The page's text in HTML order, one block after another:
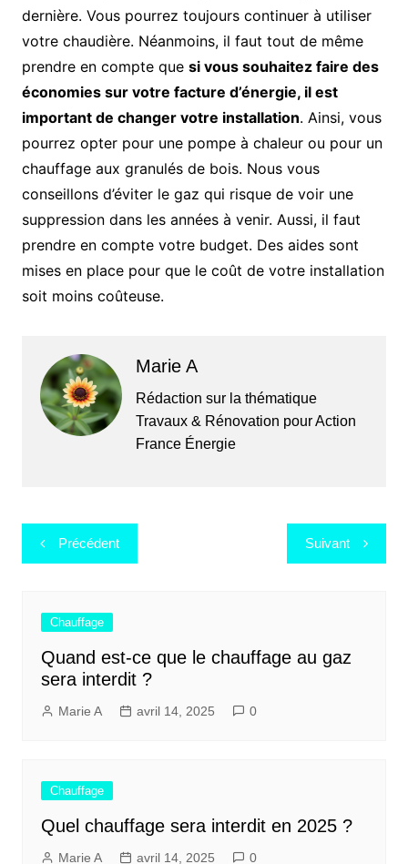
dernière. Vous pourrez toujours continuer à utiliser
votre chaudière. Néanmoins, il faut tout de même
prendre en compte que si vous souhaitez faire des
économies sur votre facture d’énergie, il est
important de changer votre installation. Ainsi, vous
pourrez opter pour une pompe à chaleur ou pour un
chauffage aux granulés de bois. Nous vous
conseillons d’éviter le gaz qui risque de voir une
suppression dans les années à venir. Aussi, il faut
prendre en compte votre budget. Des aides sont
mises en place pour que le coût de votre installation
soit moins coûteuse.
Marie A
Rédaction sur la thématique
Travaux & Rénovation pour Action
France Énergie
Navigation
de
Précédent Suivant
Chauffage
Quand est-ce que le chauffage au gaz
sera interdit ?
Marie A avril 14, 2025 0
Chauffage
Quel chauffage sera interdit en 2025 ?
Marie A avril 14, 2025 0